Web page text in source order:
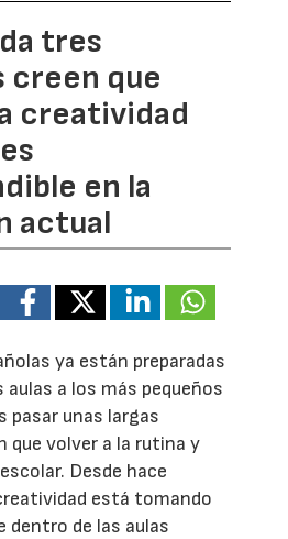
tres
creen que
creatividad
en la
actual
ya están preparadas
aulas a los más pequeños
pasar unas largas
que volver a la rutina y
Desde hace
está tomando
dentro de las aulas